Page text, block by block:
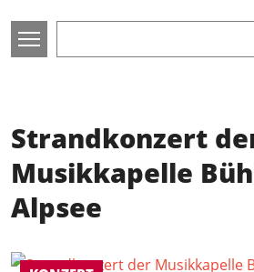
Strandkonzert
Musikkapelle
Alpsee